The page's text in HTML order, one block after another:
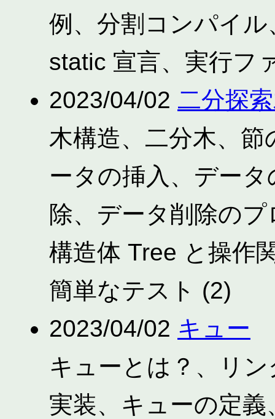
例、分割コンパイ
static 宣言、実行フ
2023/04/02 二分探
木構造、二分木、
ータの挿入、デー
除、データ削除の
構造体 Tree と操作
簡単なテスト (2)
2023/04/02 キュー
キューとは？、リ
実装、キューの定